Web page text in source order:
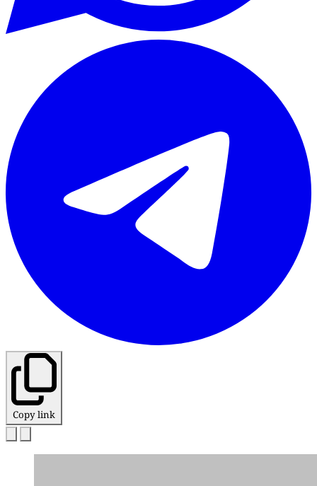
Copy link